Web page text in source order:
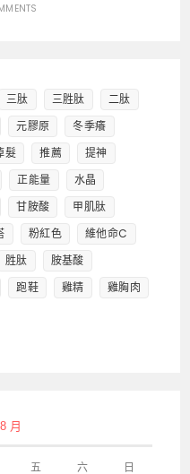
三肽 三胜肽
二肽
元膠原
冬季癢
髮 推薦
提神
正能量
水晶
甘胺酸
甲肌肽
粉紅色
維他命C
胜肽
胺基酸
跑鞋 雞精
雞胸肉
月
五 六 日